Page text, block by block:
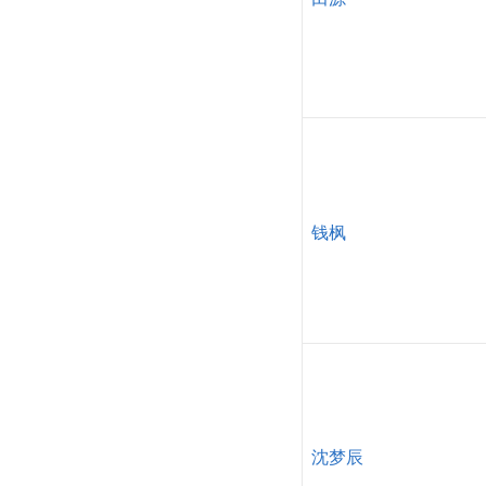
钱枫
沈梦辰